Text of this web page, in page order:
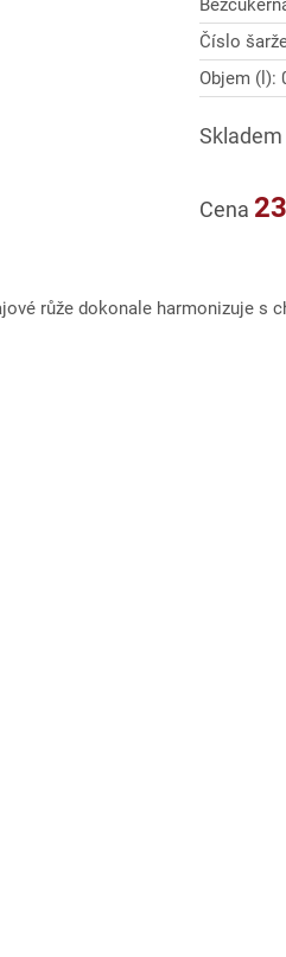
Číslo
Objem (l):
Skladem
Cena
růže dokonale harmonizuje